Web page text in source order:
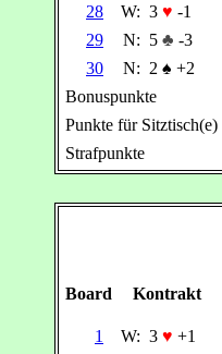
28
W: 3 ♥ -1
29
N: 5 ♣ -3
30
N: 2 ♠ +2
Bonuspunkte
Punkte für Sitztisch(e)
Strafpunkte
Board Kontrakt
1
W: 3 ♥ +1